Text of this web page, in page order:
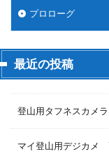
プロローグ
最近の投稿
登山用タフネスカメ
マイ登山用デジカメ